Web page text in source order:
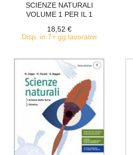
SCIENZE NATURALI
VOLUME 1 PER IL 1
18,52 €
Disp. in 7+ gg lavorativi